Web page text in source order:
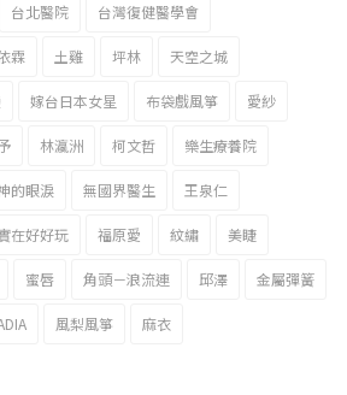
台北醫院 台灣復健醫學會
霖 土雞 坪林 天空之城
嫁台日本女星 布袋戲風箏 愛紗
林瀛洲 柯文哲 樂生療養院
的眼淚 無國界醫生 王泉仁
在好好玩 福原愛 紋繡 美睫
蜜唇 角頭－浪流連 邱澤 金屬彈簧
風梨風箏 麻衣